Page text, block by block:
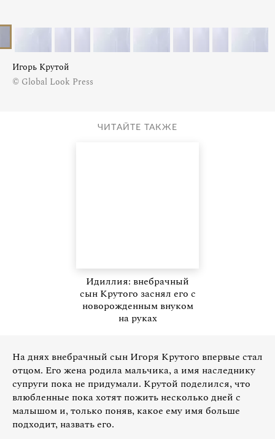
Игорь Крутой
© Global Look Press
ЧИТАЙТЕ ТАКЖЕ
Идиллия: внебрачный
сын Крутого заснял его с
новорожденным внуком
на руках
На днях внебрачный сын Игоря Крутого впервые стал
отцом. Его жена родила мальчика, а имя наследнику
супруги пока не придумали. Крутой поделился, что
влюбленные пока хотят пожить несколько дней с
малышом и, только поняв, какое ему имя больше
подходит, назвать его.